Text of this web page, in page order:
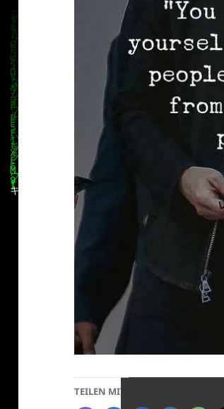
TEILEN MIT: